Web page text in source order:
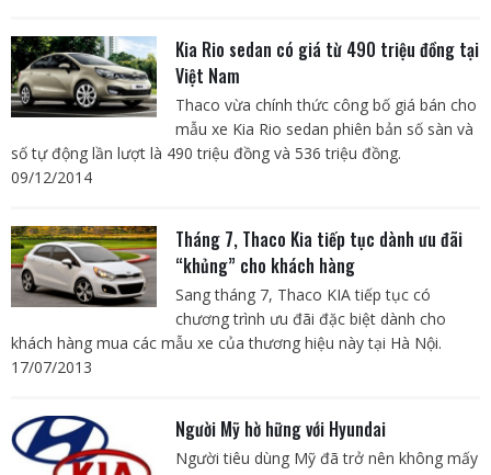
Kia Rio sedan có giá từ 490 triệu đồng tại
Việt Nam
Thaco vừa chính thức công bố giá bán cho
mẫu xe Kia Rio sedan phiên bản số sàn và
số tự động lần lượt là 490 triệu đồng và 536 triệu đồng.
09/12/2014
Tháng 7, Thaco Kia tiếp tục dành ưu đãi
“khủng” cho khách hàng
Sang tháng 7, Thaco KIA tiếp tục có
chương trình ưu đãi đặc biệt dành cho
khách hàng mua các mẫu xe của thương hiệu này tại Hà Nội.
17/07/2013
Người Mỹ hờ hững với Hyundai
Người tiêu dùng Mỹ đã trở nên không mấy